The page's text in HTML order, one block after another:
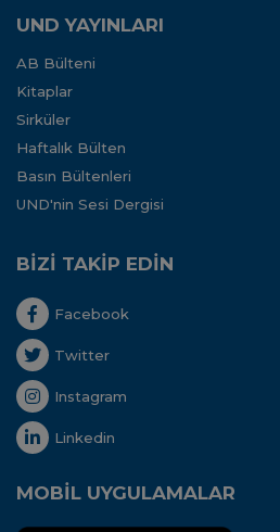
UND YAYINLARI
AB Bülteni
Kitaplar
Sirküler
Haftalık Bülten
Basın Bültenleri
UND'nin Sesi Dergisi
BİZİ TAKİP EDİN
Facebook
Twitter
Instagram
Linkedin
MOBİL UYGULAMALAR